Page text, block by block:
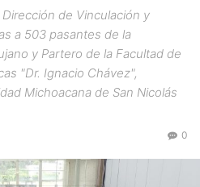
de Vinculación y
a 503 pasantes de la
y Partero de la Facultad de
"Dr. Ignacio Chávez",
Michoacana de San Nicolás
0